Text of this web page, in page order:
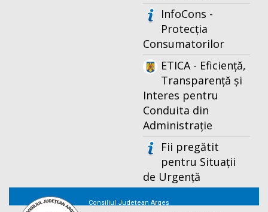
InfoCons -
Protecția
Consumatorilor
ETICA - Eficiență,
Transparență și
Interes pentru
Conduita din
Administrație
Fii pregătit
pentru Situații
de Urgență
Consiliul Județean Argeș